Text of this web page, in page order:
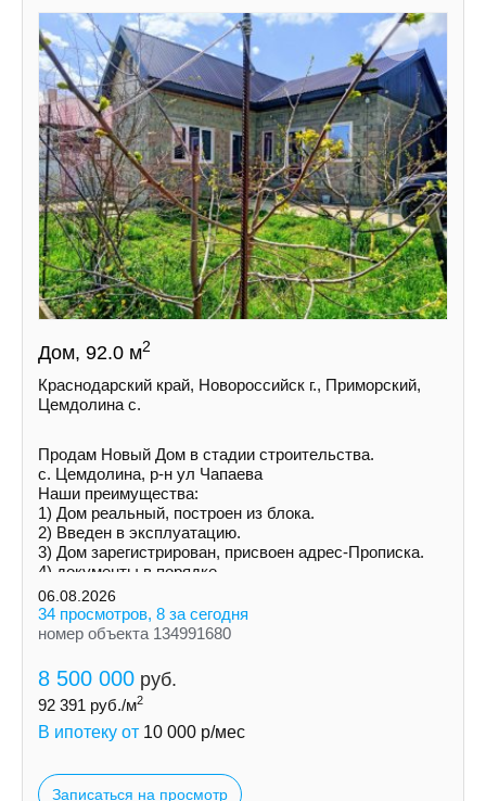
Дом, 92.0 м2
Краснодарский край, Новороссийск г., Приморский,
Цемдолина с.
Продам Новый Дом в стадии строительства.
с. Цемдолина, р-н ул Чапаева
Наши преимущества:
1) Дoм peальный, построен из блока.
2) Введен в эксплуатацию.
3) Дoм зарегистрирован, присвоен адрес-Прописка.
4) документы в порядке.
5) Ceмeйнaя ипотека!
06.08.2026
34 просмотров, 8 за сегодня
номер объекта 134991680
8 500 000 руб.
92 391 руб./м2
В ипотеку от 10 000 р/мес
Записаться на просмотр